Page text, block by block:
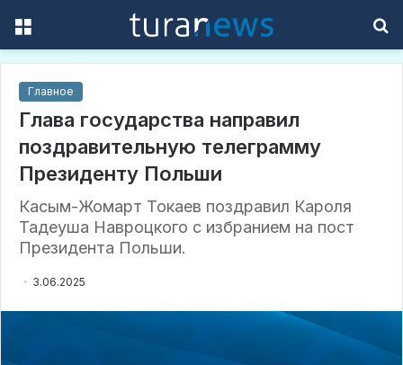
Главное
Глава государства направил
поздравительную телеграмму
Президенту Польши
Касым-Жомарт Токаев поздравил Кароля
Тадеуша Навроцкого с избранием на пост
Президента Польши.
3.06.2025